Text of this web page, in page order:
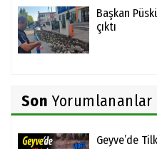
Başkan
çıktı
Son Yorumlananlar
Geyve’de